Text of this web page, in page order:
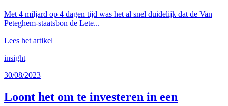
Met 4 miljard op 4 dagen tijd was het al snel duidelijk dat de Van
Peteghem-staatsbon de Lete...
Lees het artikel
insight
30/08/2023
Loont het om te investeren in een